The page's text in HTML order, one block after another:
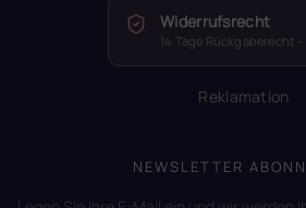
Widerrufsrecht
14 Tage Rückgaberecht –
Reklamation
NEWSLETTER